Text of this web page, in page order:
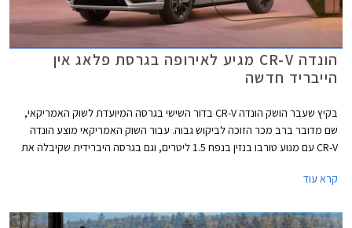
הונדה CR-V מגיע לאירופה בגרסת פלאג אין
הייבריד חדשה
בקיץ שעבר הושק הונדה CR-V בדור השישי בגרסה המיועדת לשוק האמריקאי,
שם מדובר ברב מכר הזוכה לביקוש גבוה. עבור השוק האמריקאי מוצע הונדה
CR-V עם מנוע טורבו בנזין בנפח 1.5 ליטרים, וגם בגרסה היברידית שקיבלה את
קרא עוד